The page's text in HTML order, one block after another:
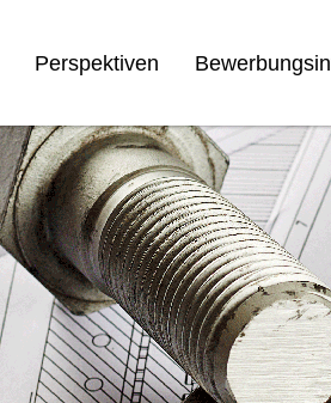
Perspektiven